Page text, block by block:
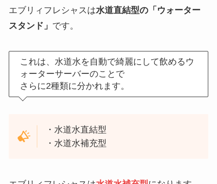
エブリィフレシャスは水道直結型の「ウォーター
スタンド」 です。
これは、水道水を自動で綺麗にして飲めるウ
ォーターサーバーのことで
さらに2種類に分かれます。
・水道水直結型
・水道水補充型